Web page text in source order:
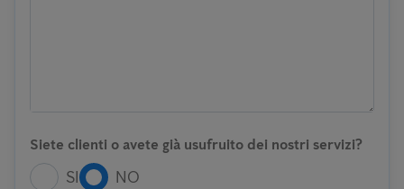
Siete clienti o avete già usufruito dei nostri servizi?
SI NO